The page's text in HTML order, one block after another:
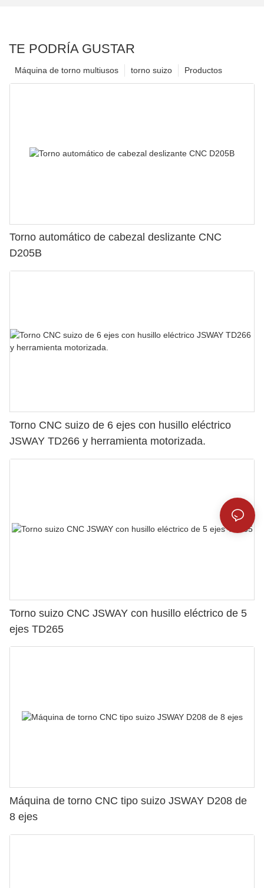
TE PODRÍA GUSTAR
Productos
torno suizo
Máquina de torno multiusos
Torno automático de cabezal deslizante CNC
D205B
Torno CNC suizo de 6 ejes con husillo eléctrico
JSWAY TD266 y herramienta motorizada.
Torno suizo CNC JSWAY con husillo eléctrico de 5
ejes TD265
Máquina de torno CNC tipo suizo JSWAY D208 de
8 ejes